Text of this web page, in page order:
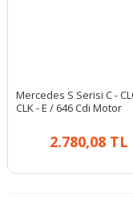
Mercedes S Serisi C -
CLK - E / 646 Cdi Motor
2.780,08 TL